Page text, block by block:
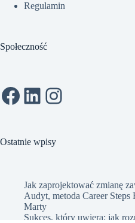
Regulamin
Społeczność
Facebook
LinkedIn
Instagram
Ostatnie wpisy
Jak zaprojektować zmianę
Audyt, metoda Career
Marty
Sukces, który uwiera: jak